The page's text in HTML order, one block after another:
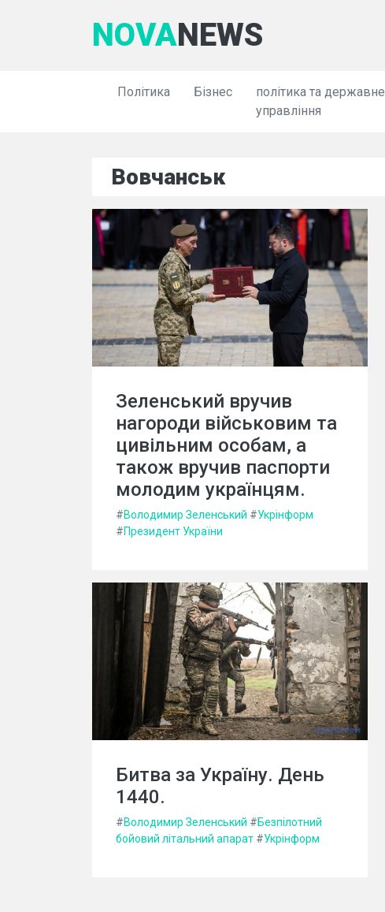
NOVANEWS
Політика Бізнес
політика та державне
управління
Вовчанськ
Зеленський вручив
нагороди військовим та
цивільним особам, а
також вручив паспорти
молодим українцям.
#Володимир Зеленський #Укрінформ
#Президент України
Битва за Україну. День
1440.
#Володимир Зеленський #Безпілотний
бойовий літальний апарат #Укрінформ